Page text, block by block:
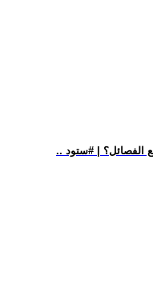
الفصائل؟ | #ستود